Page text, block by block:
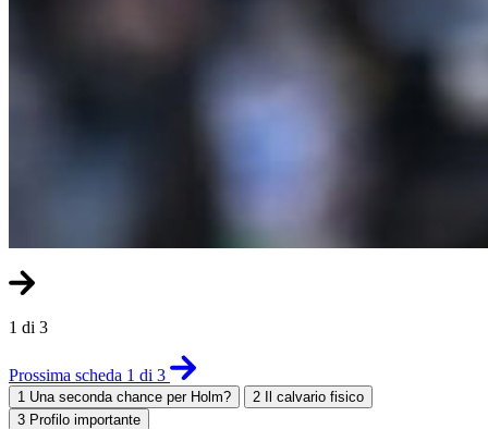
1 di 3
Prossima scheda 1 di 3
1 Una seconda chance per Holm? 2
Il calvario fisico
3 Profilo importante